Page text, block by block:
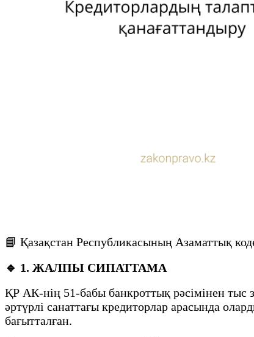
📘 Қазақстан Республикасының Азаматтық
🔹 1. ЖАЛПЫ СИПАТТАМА
ҚР АК-нің 51-бабы банкроттық рәсімінен тыс
әртүрлі санаттағы кредиторлар арасында
бағытталған.